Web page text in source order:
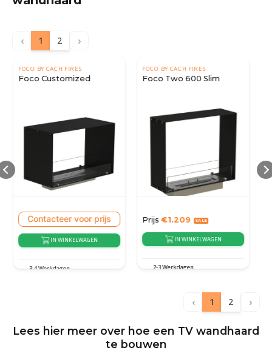
‹ 1 2 ›
FOCO BY CACH FIRES
Foco Two 600 Slim
Prijs€1.209
IN WINKELWAGEN
2-3 Werkdagen
FOCO BY CACH FIRES
Foco Two 1000 Slim
Prijs€1.689
IN WINKELWAGEN
2-3 dagen
‹ 1 2 ›
Lees hier meer over hoe een TV wandhaard
te bouwen